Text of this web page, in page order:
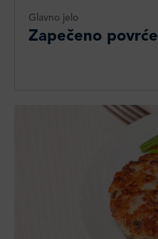
Glavno jelo
Zapečeno povrće